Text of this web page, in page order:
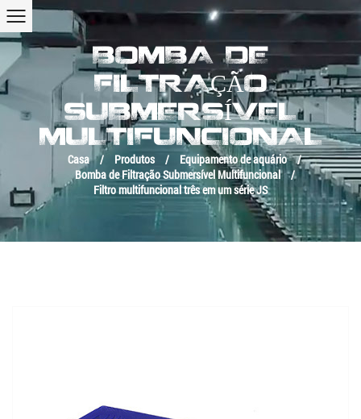
BOMBA DE
FILTRAÇÃO
SUBMERSÍVEL
MULTIFUNCIONAL
Casa / Produtos / Equipamento de aquário /
Bomba de Filtração Submersível Multifuncional /
Filtro multifuncional três em um série JS